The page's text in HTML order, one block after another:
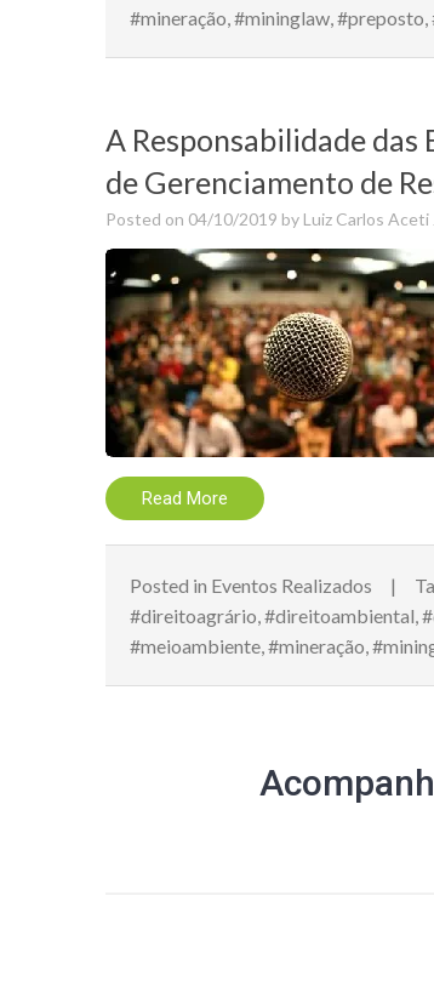
#mineração #mininglaw #preposto
A Responsabilidade das
de Gerenciamento de
Posted on 04/10/2019 by Luiz Carlos Aceti
Read More
Posted in Eventos Realizados
#direitoagrário,#direitoambiental,
#meioambiente,#mineração,